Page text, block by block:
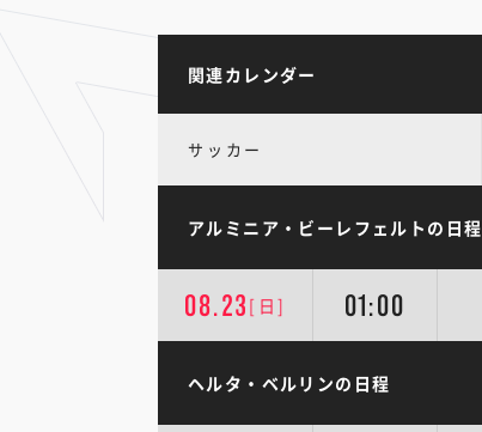
関連カレンダー
サッカー
アルミニア・ビーレフェルトの日程
08.23 [日] 01:00
ヘルタ・ベルリンの日程